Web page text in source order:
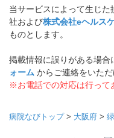
当サービスによって生じ
社および株式会社eヘルス
ものとします。
掲載情報に誤りがある場合
ォーム からご連絡をいた
※お電話での対応は行って
病院なびトップ> 大阪府 >